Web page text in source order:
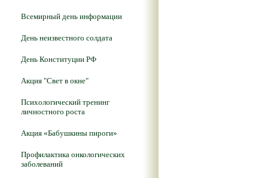
Всемирный день информации
День неизвестного солдата
День Конституции РФ
Акция "Свет в окне"
Психологический тренинг
личностного роста
Акция «Бабушкины пироги»
Профилактика онкологических
заболеваний